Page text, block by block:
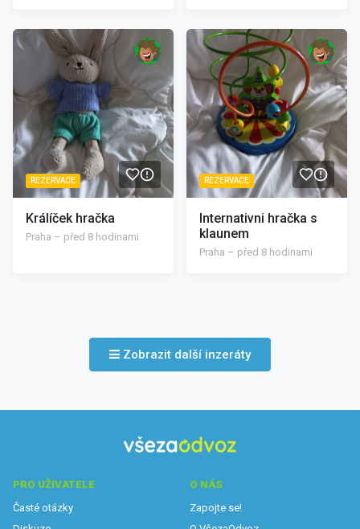
/>
REZERVACE
Králíček hračka
Praha – před 8 hodinami
/>
REZERVACE
Internativni hračka s
klaunem
Praha – před 8 hodinami
Zobrazit další inzeráty
PRO UŽIVATELE
Časté otázky
O NÁS
Zapojte se!